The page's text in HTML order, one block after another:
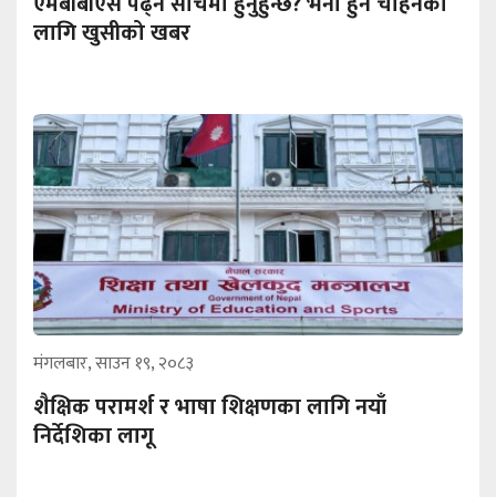
लागि खुसीको खबर
मंगलबार, साउन १९, २०८३
शैक्षिक परामर्श र भाषा शिक्षणका लागि नयाँ
निर्देशिका लागू